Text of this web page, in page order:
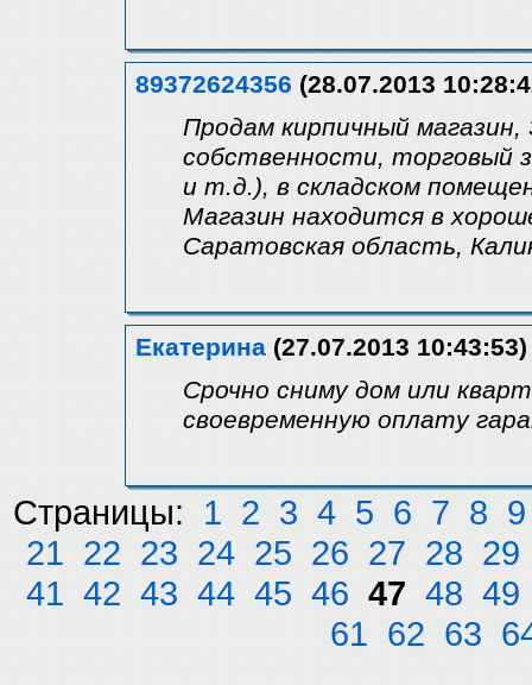
89372624356 (28.07.2013
Продам кирпичный
собственности, торговый
и т.д.), в складском
Магазин находится в
Саратовская область,
Екатерина (27.07.2013 10:43:53)
Срочно сниму дом или
своевременную оплату
Страницы: 1 2 3 4 5 6 7 8 9
21 22 23 24 25 26 27 28 29
41 42 43 44 45 46 47 48 49
61 62 63